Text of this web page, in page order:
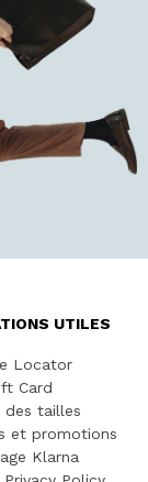
UTILES
Locator
Card
des tailles
et promotions
Klarna